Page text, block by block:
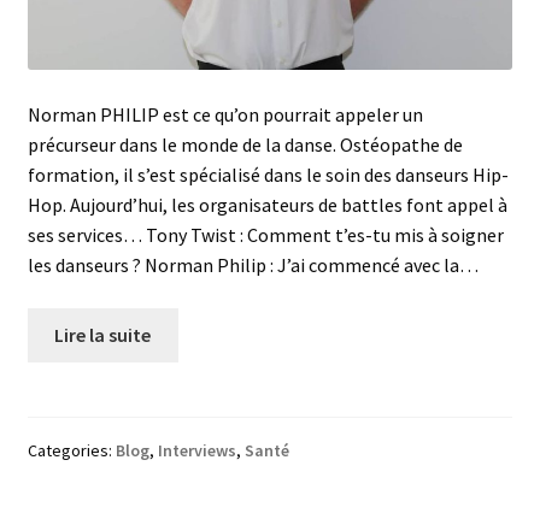
Norman PHILIP est ce qu’on pourrait appeler un
précurseur dans le monde de la danse. Ostéopathe de
formation, il s’est spécialisé dans le soin des danseurs Hip-
Hop. Aujourd’hui, les organisateurs de battles font appel à
ses services… Tony Twist : Comment t’es-tu mis à soigner
les danseurs ? Norman Philip : J’ai commencé avec la…
Lire la suite
Categories: Blog, Interviews, Santé